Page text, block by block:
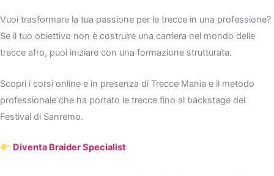
Vuoi trasformare la tua passione per le trecce in una professione?
Se il tuo obiettivo non è costruire una carriera nel mondo delle
trecce afro, puoi iniziare con una formazione strutturata.
Scopri i corsi online e in presenza di Trecce Mania e il metodo
professionale che ha portato le trecce fino al backstage del
Festival di Sanremo.
Diventa Braider Specialist